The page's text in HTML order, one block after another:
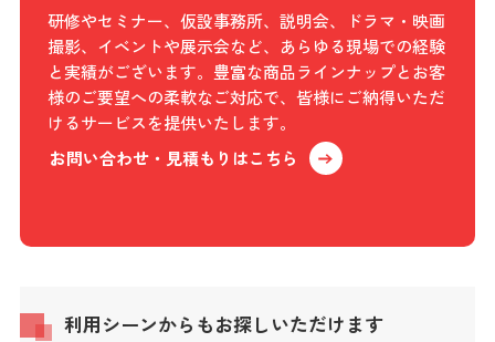
研修やセミナー、仮設事務所、説明会、ドラマ・映画
撮影、イベントや展示会など、あらゆる現場での経験
と実績がございます。豊富な商品ラインナップとお客
様のご要望への柔軟なご対応で、皆様にご納得いただ
けるサービスを提供いたします。
お問い合わせ・見積もりはこちら
利用シーンからもお探しいただけます